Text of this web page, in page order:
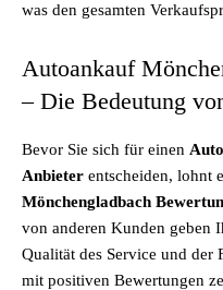
was den gesamten
Autoankauf
– Die Bedeutung
Bevor Sie sich für einen
Anbieter entscheiden, lohnt
Mönchengladbach
von anderen Kunden geben
Qualität des Service und der
mit positiven Bewertungen